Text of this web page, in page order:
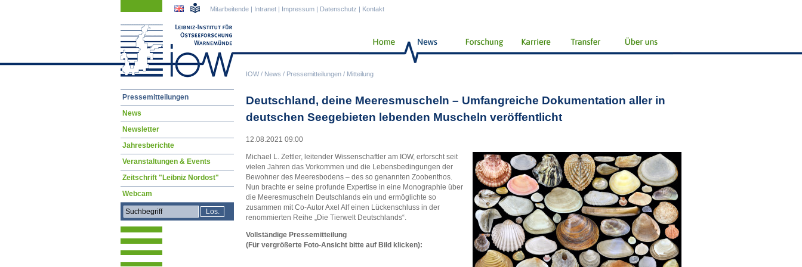
IOW/ News / Pressemitteilungen / Mitteilung
Mitarbeitende | Intranet | Impressum | Datenschutz | Kontakt
Deutschland, deine Meeresmuscheln – Umfangreiche Dokumentation aller in
deutschen Seegebieten lebenden Muscheln veröffentlicht
12.08.2021 09:00
Michael L. Zettler, leitender Wissenschaftler am IOW, erforscht seit
vielen Jahren das Vorkommen und die Lebensbedingungen der
Bewohner des Meeresbodens – des so genannten Zoobenthos.
Nun brachte er seine profunde Expertise in eine Monographie über
die Meeresmuscheln Deutschlands ein und ermöglichte so
zusammen mit Co-Autor Axel Alf einen Lückenschluss in der
renommierten Reihe „Die Tierwelt Deutschlands“.
Vollständige Pressemitteilung
(Für vergrößerte Foto-Ansicht bitte auf Bild klicken):
Navigation
Pressemitteilungen
News
Newsletter
Jahresberichte
Veranstaltungen & Events
Zeitschrift "Leibniz Nordost"
Webcam